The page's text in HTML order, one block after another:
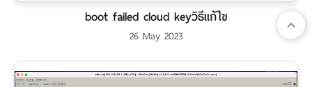
boot failed cloud keyวิธีแก้ไข
26 May 2023